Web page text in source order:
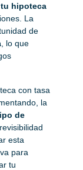
hipoteca
La
de
, lo que
con tasa
la
de
esta
para
tu